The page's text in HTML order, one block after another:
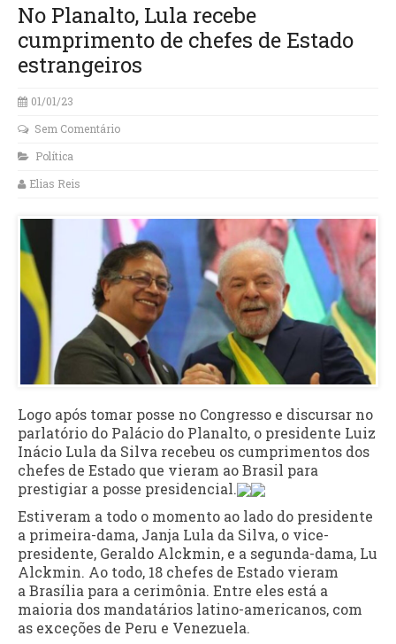
No Planalto, Lula recebe
cumprimento de chefes de Estado
estrangeiros
01/01/23
Sem Comentário
Política
Elias Reis
Logo após tomar posse no Congresso e discursar no
parlatório do Palácio do Planalto, o presidente Luiz
Inácio Lula da Silva recebeu os cumprimentos dos
chefes de Estado que vieram ao Brasil para
prestigiar a posse presidencial.
Estiveram a todo o momento ao lado do presidente
a primeira-dama, Janja Lula da Silva, o vice-
presidente, Geraldo Alckmin, e a segunda-dama, Lu
Alckmin. Ao todo, 18 chefes de Estado vieram
a Brasília para a cerimônia. Entre eles está a
maioria dos mandatários latino-americanos, com
as exceções de Peru e Venezuela.